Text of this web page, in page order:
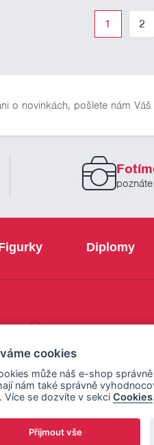
1 2
o novinkách, pošlete nám Váš
Diplomy
cookies
cookies
může náš e-shop
nám také správně
Více se dozvíte v sekci Cookies.
Přijmout vše